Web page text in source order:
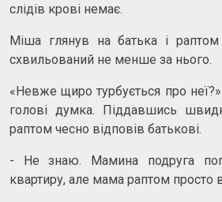
слідів крові немає.
Міша глянув на батька і
схвильований не менше за нього.
«Невже щиро турбується про
голові думка. Піддавшись
раптом чесно відповів батькові.
- Не знаю. Мамина подруга
квартиру, але мама раптом просто